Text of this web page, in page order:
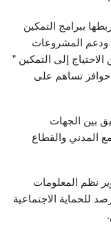
ببرامج التمكين
ودعم المشروعات
إلى التمكين ”
حوافز تساهم على
بين الجهات
المدني والقطاع
نظم المعلومات
للحماية الاجتماعية